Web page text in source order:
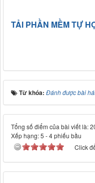
TẢI PHẦN MỀM TỰ
Từ khóa: Đánh được bài
Tổng số điểm của bài viết là:
Xếp hạng:5 -4phiếu bầu
Click